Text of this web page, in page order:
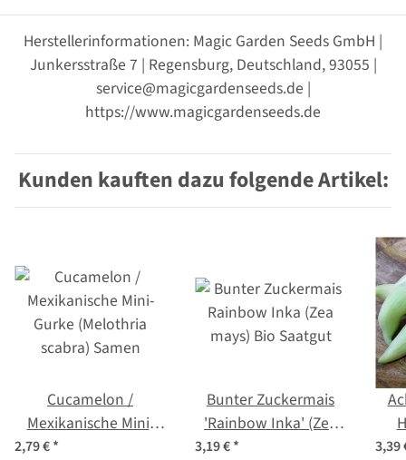
Herstellerinformationen: Magic Garden Seeds GmbH |
Junkersstraße 7 | Regensburg, Deutschland, 93055 |
service@magicgardenseeds.de |
https://www.magicgardenseeds.de
Kunden kauften dazu folgende Artikel:
Cucamelon /
Mexikanische Mini-
Gurke (Melothria
2,79 €*
Bunter Zuckermais
'Rainbow Inka' (Zea
mays) Bio Saatgut
3,19 €* 3,39